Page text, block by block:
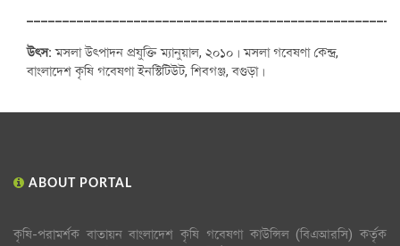
উৎস:মসলা উৎপাদন প্রযুক্তি ম্যানুয়াল, ২০১০। মসলা গবেষণা কেন্দ্র,
বাংলাদেশ কৃষি গবেষণা ইনস্টিটিউট, শিবগঞ্জ, বগুড়া।
ABOUT PORTAL
কৃষি-পরামর্শক বাতায়ন বাংলাদেশ কৃষি গবেষণা কাউন্সিল (বিএআরসি) কর্তৃক